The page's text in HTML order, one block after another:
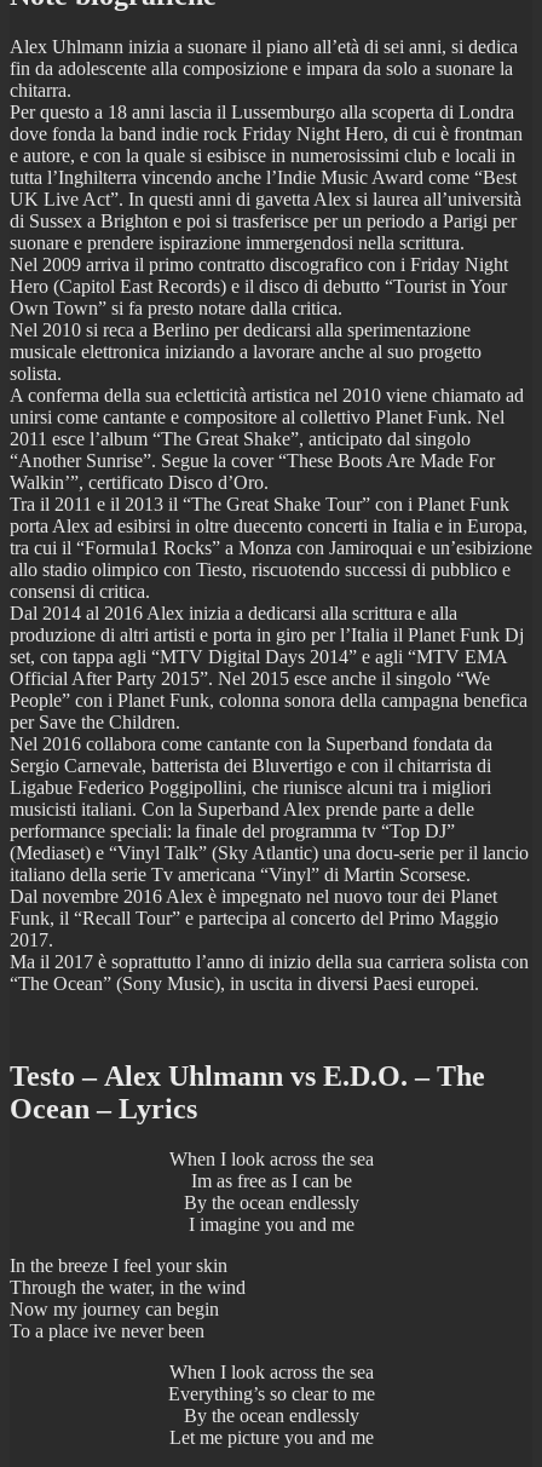
Alex Uhlmann inizia a suonare il piano all’età di sei anni, si dedica
fin da adolescente alla composizione e impara da solo a suonare la
chitarra.
Per questo a 18 anni lascia il Lussemburgo alla scoperta di Londra
dove fonda la band indie rock Friday Night Hero, di cui è frontman
e autore, e con la quale si esibisce in numerosissimi club e locali in
tutta l’Inghilterra vincendo anche l’Indie Music Award come “Best
UK Live Act”. In questi anni di gavetta Alex si laurea all’università
di Sussex a Brighton e poi si trasferisce per un periodo a Parigi per
suonare e prendere ispirazione immergendosi nella scrittura.
Nel 2009 arriva il primo contratto discografico con i Friday Night
Hero (Capitol East Records) e il disco di debutto “Tourist in Your
Own Town” si fa presto notare dalla critica.
Nel 2010 si reca a Berlino per dedicarsi alla sperimentazione
musicale elettronica iniziando a lavorare anche al suo progetto
solista.
A conferma della sua ecletticità artistica nel 2010 viene chiamato ad
unirsi come cantante e compositore al collettivo Planet Funk. Nel
2011 esce l’album “The Great Shake”, anticipato dal singolo
“Another Sunrise”. Segue la cover “These Boots Are Made For
Walkin’”, certificato Disco d’Oro.
Tra il 2011 e il 2013 il “The Great Shake Tour” con i Planet Funk
porta Alex ad esibirsi in oltre duecento concerti in Italia e in Europa,
tra cui il “Formula1 Rocks” a Monza con Jamiroquai e un’esibizione
allo stadio olimpico con Tiesto, riscuotendo successi di pubblico e
consensi di critica.
Dal 2014 al 2016 Alex inizia a dedicarsi alla scrittura e alla
produzione di altri artisti e porta in giro per l’Italia il Planet Funk Dj
set, con tappa agli “MTV Digital Days 2014” e agli “MTV EMA
Official After Party 2015”. Nel 2015 esce anche il singolo “We
People” con i Planet Funk, colonna sonora della campagna benefica
per Save the Children.
Nel 2016 collabora come cantante con la Superband fondata da
Sergio Carnevale, batterista dei Bluvertigo e con il chitarrista di
Ligabue Federico Poggipollini, che riunisce alcuni tra i migliori
musicisti italiani. Con la Superband Alex prende parte a delle
performance speciali: la finale del programma tv “Top DJ”
(Mediaset) e “Vinyl Talk” (Sky Atlantic) una docu-serie per il lancio
italiano della serie Tv americana “Vinyl” di Martin Scorsese.
Dal novembre 2016 Alex è impegnato nel nuovo tour dei Planet
Funk, il “Recall Tour” e partecipa al concerto del Primo Maggio
2017.
Ma il 2017 è soprattutto l’anno di inizio della sua carriera solista con
“The Ocean” (Sony Music), in uscita in diversi Paesi europei.
Testo – Alex Uhlmann vs E.D.O. – The
Ocean – Lyrics
When I look across the sea
Im as free as I can be
By the ocean endlessly
I imagine you and me
In the breeze I feel your skin
Through the water, in the wind
Now my journey can begin
To a place ive never been
When I look across the sea
Everything’s so clear to me
By the ocean endlessly
Let me picture you and me